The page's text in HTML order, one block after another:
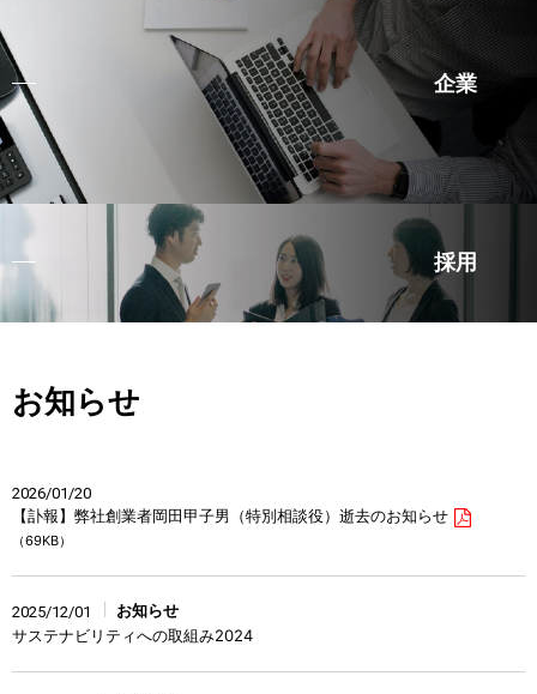
企業
採用
お知らせ
2026/01/20
【訃報】弊社創業者岡田甲子男（特別相談役）逝去のお知らせ
（69KB）
2025/12/01
お知らせ
サステナビリティへの取組み2024